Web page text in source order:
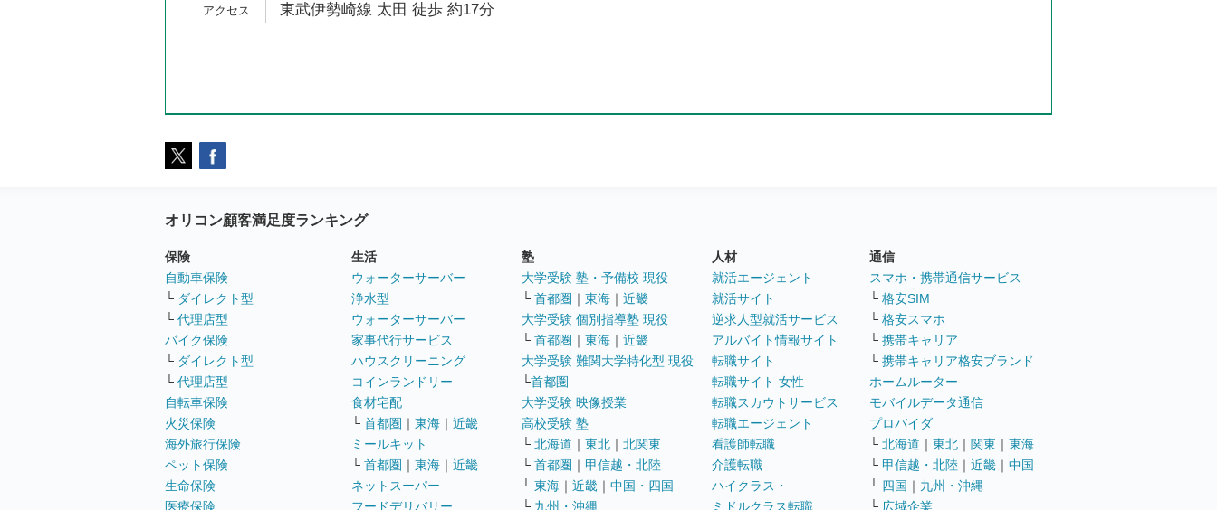
東武伊勢崎線 太田 徒歩 約17分
オリコン顧客満足度ランキング
保険
自動車保険
└ ダイレクト型
└ 代理店型
バイク保険
└ ダイレクト型
└ 代理店型
自転車保険
火災保険
海外旅行保険
ペット保険
生命保険
医療保険
生活
ウォーターサーバー
浄水型
ウォーターサーバー
家事代行サービス
ハウスクリーニング
コインランドリー
食材宅配
└ 首都圏 ｜ 東海 ｜ 近畿
ミールキット
└ 首都圏 ｜ 東海 ｜ 近畿
ネットスーパー
フードデリバリー
塾
大学受験 塾・予備校 現役
└ 首都圏 ｜ 東海 ｜ 近畿
大学受験 個別指導塾 現役
└ 首都圏 ｜ 東海 ｜ 近畿
大学受験 難関大学特化型 現役
└首都圏
大学受験 映像授業
高校受験 塾
└ 北海道 ｜ 東北 ｜ 北関東
└ 首都圏 ｜ 甲信越・北陸
└ 東海 ｜ 近畿 ｜ 中国・四国
└ 九州・沖縄
人材
就活エージェント
就活サイト
逆求人型就活サービス
アルバイト情報サイト
転職サイト
転職サイト 女性
転職スカウトサービス
転職エージェント
看護師転職
介護転職
ハイクラス・
ミドルクラス転職
通信
スマホ・携帯通信サービス
└ 格安SIM
└ 格安スマホ
└ 携帯キャリア
└ 携帯キャリア格安ブランド
ホームルーター
モバイルデータ通信
プロバイダ
└ 北海道 ｜ 東北 ｜ 関東 ｜ 東海
└ 甲信越・北陸 ｜ 近畿 ｜ 中国
└ 四国 ｜ 九州・沖縄
└ 広域企業